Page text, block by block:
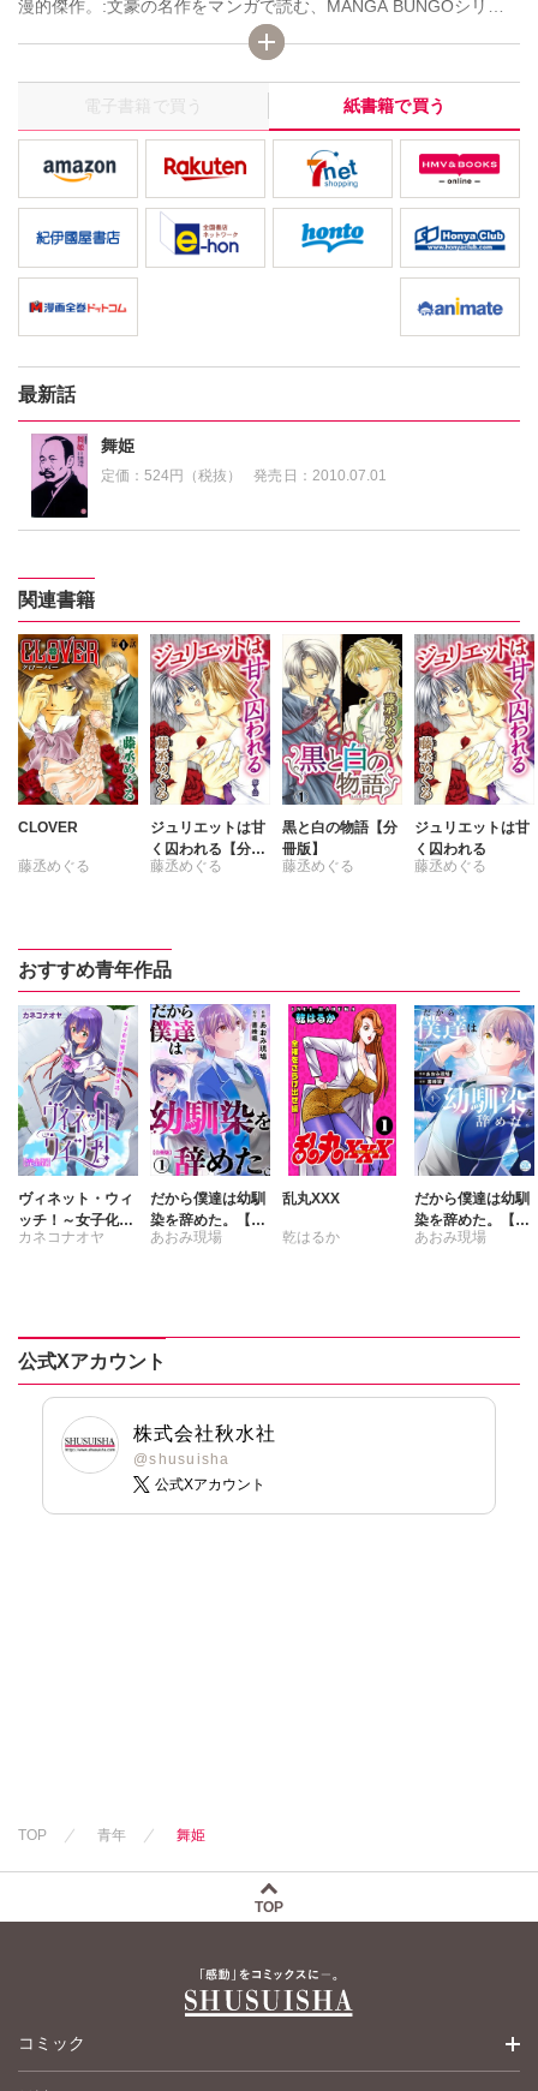
漫的傑作。:文豪の名作をマンガで読む、MANGA BUNGOシリー
電子書籍で買う 紙書籍で買う
最新話
舞姫
定価：524円（税抜） 発売日： 2010.07.01
関連書籍
CLOVER
藤丞めぐる
ジュリエットは甘
く囚われる【分冊
版】
藤丞めぐる
黒と白の物語【分
冊版】
藤丞めぐる
ジュリエットは甘
く囚われる
藤丞めぐる
おすすめ青年作品
ヴィネット・ウィ
ッチ！～女子化の
魔法と異世界生活
カネコナオヤ
だから僕達は幼馴
染を辞めた。【合
冊版】
あおみ現場
乱丸XXX
乾はるか
だから僕達は幼馴
染を辞めた。【単
行本版】1
あおみ現場
公式Xアカウント
株式会社秋水社
@shusuisha
公式Xアカウント
TOP 青年 舞姫
TOP
コミック